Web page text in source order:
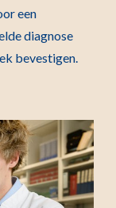
een
diagnose
bevestigen.